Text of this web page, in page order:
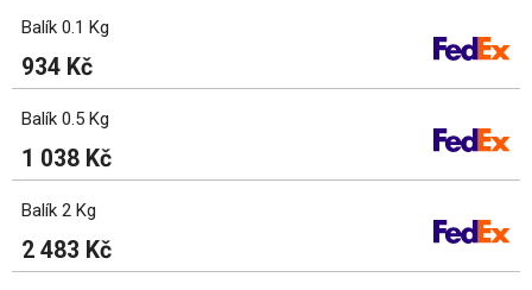
Balík 0.1 Kg
934 Kč
Balík 0.5 Kg
1 038 Kč
Balík 2 Kg
2 483 Kč